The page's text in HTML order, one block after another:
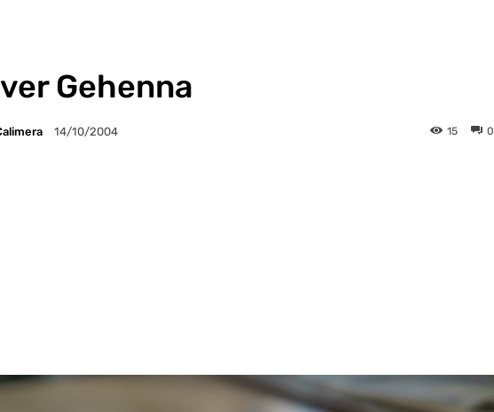
Gehenna
14/10/2004 0
15